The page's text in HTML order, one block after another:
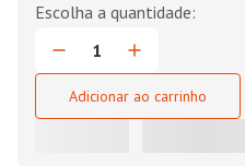
Adicionar ao carrinho